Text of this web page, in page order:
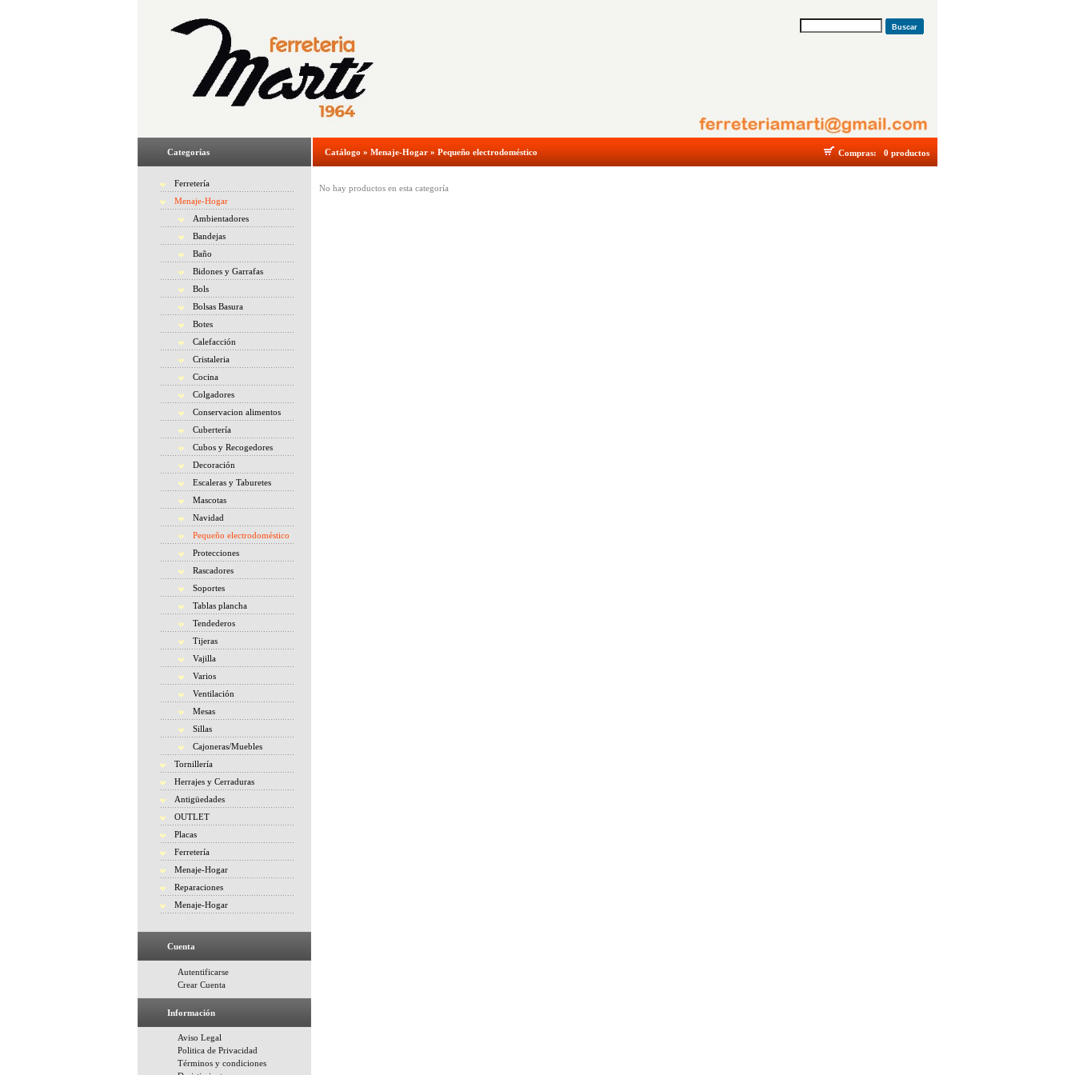
Buscar
Categorías
Ferretería
Menaje-Hogar
Ambientadores
Bandejas
Baño
Bidones y Garrafas
Bols
Bolsas Basura
Botes
Calefacción
Cristaleria
Cocina
Colgadores
Conservacion alimentos
Cubertería
Cubos y Recogedores
Decoración
Escaleras y Taburetes
Mascotas
Navidad
Pequeño electrodoméstico
Protecciones
Rascadores
Soportes
Tablas plancha
Tendederos
Tijeras
Vajilla
Varios
Ventilación
Mesas
Sillas
Cajoneras/Muebles
Tornillería
Herrajes y Cerraduras
Antigüedades
OUTLET
Placas
Ferretería
Menaje-Hogar
Reparaciones
Menaje-Hogar
Cuenta
Autentificarse
Crear Cuenta
Información
Aviso Legal
Politica de Privacidad
Términos y condiciones
Catálogo » Menaje-Hogar » Pequeño electrodoméstico Compras: 0 productos
No hay productos en esta categoría